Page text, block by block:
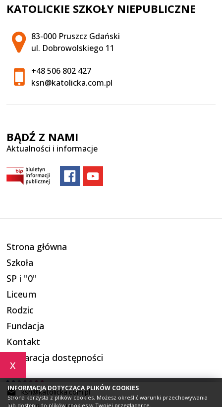
x
INFORMACJA DOTYCZĄCA PLIKÓW COOKIES
Strona korzysta z plików cookies. Możesz określić warunki przechowywania
lub dostępu do plików cookies w Twojej przeglądarce.
ksn@katolicka.com.pl
KATOLICKIE SZKOŁY NIEPUBLICZNE
Adres pocztowy:
83-000 Pruszcz Gdański
ul. Dobrowolskiego 11
+48 506 802 427
ksn@katolicka.com.pl
BĄDŹ Z NAMI
Aktualności i informacje
Strona główna
Szkoła
SP i ''0''
Liceum
Rodzic
Fundacja
Kontakt
Deklaracja dostępności